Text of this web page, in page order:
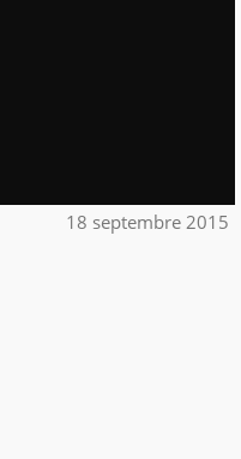
18 septembre 2015